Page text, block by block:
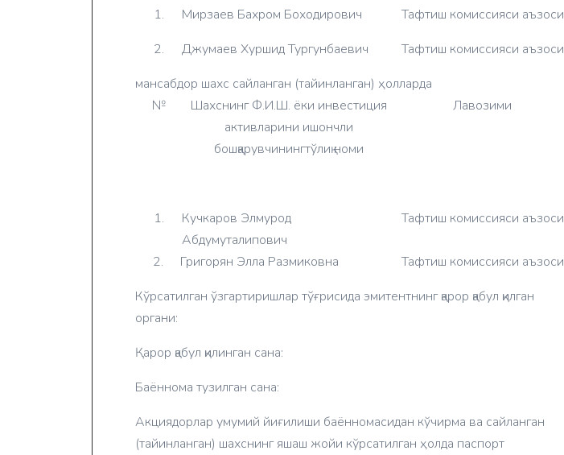
1.
Мирзаев Бахром Боходирович Тафтиш комиссияси аъзоси
2.
Джумаев Хуршид Тургунбаевич Тафтиш комиссияси аъзоси
мансабдор шахс сайланган (тайинланган) ҳолларда
№
Шахснинг Ф.И.Ш. ёки инвестиция
активларини ишончли
бошқарувчинингтўлиқ номи
Лавозими
1.
Кучкаров Элмурод
Абдумуталипович
Тафтиш комиссияси аъзоси
2. Григорян Элла Размиковна Тафтиш комиссияси аъзоси
Кўрсатилган ўзгартиришлар тўғрисида эмитентнинг қарор қабул қилган
органи:
Қарор қабул қилинган сана:
Баённома тузилган сана:
Акциядорлар умумий йиғилиши баённомасидан кўчирма ва сайланган
(тайинланган) шахснинг яшаш жойи кўрсатилган ҳолда паспорт